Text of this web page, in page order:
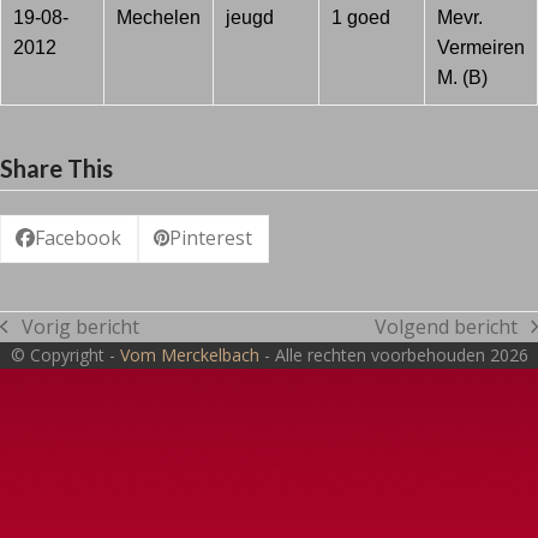
19-08-
2012
Mechelen jeugd 1 goed
Mevr.
Vermeiren
M. (B)
Share This
Facebook Pinterest
previous
post:
Vorig bericht
next
post:
Volgend bericht
© Copyright - Vom Merckelbach - Alle rechten voorbehouden 2026